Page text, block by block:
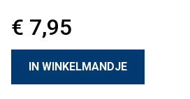
€ 7,95